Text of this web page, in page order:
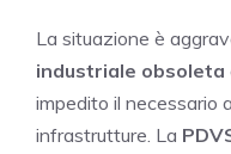
La situazione è
industriale obsoleta
impedito il necessario
infrastrutture. La